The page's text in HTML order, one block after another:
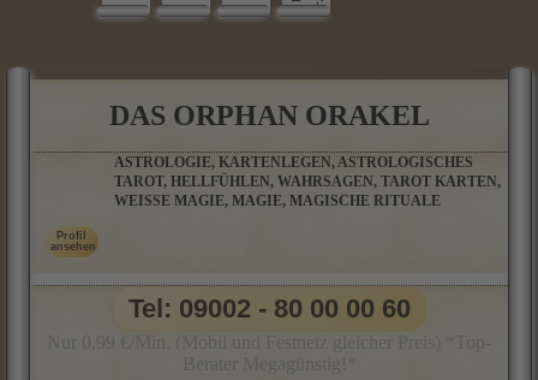
DAS ORPHAN ORAKEL
ASTROLOGIE, KARTENLEGEN, ASTROLOGISCHES
TAROT, HELLFÜHLEN, WAHRSAGEN, TAROT KARTEN,
WEISSE MAGIE, MAGIE, MAGISCHE RITUALE
Tel: 09002 - 80 00 00 60